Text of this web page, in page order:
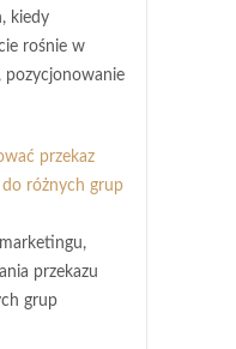
kiedy
rośnie w
pozycjonowanie
przekaz
różnych grup
przekazu
grup